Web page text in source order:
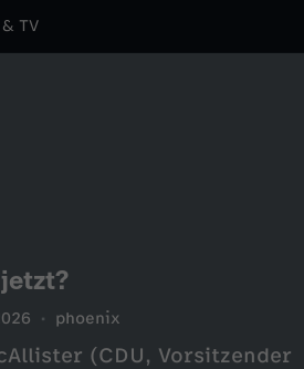
TV
phoenix
(CDU, Vorsitzender